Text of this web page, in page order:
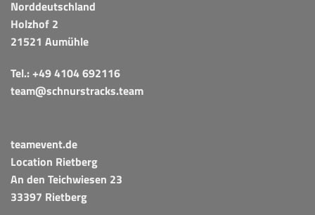
Norddeutschland
Holzhof 2
21521 Aumühle
Tel.:+49 4104 692116
team@schnurstracks.team
teamevent.de
Location Rietberg
An den Teichwiesen 23
33397 Rietberg